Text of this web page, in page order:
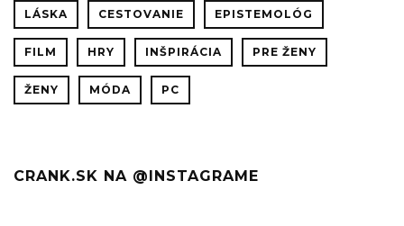
LÁSKA CESTOVANIE EPISTEMOLÓG
FILM HRY INŠPIRÁCIA PRE ŽENY
ŽENY MÓDA PC
CRANK.SK NA @INSTAGRAME